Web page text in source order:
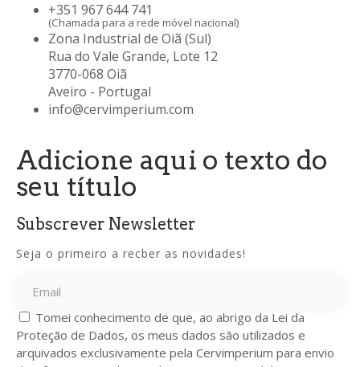
+351 967 644 741
(Chamada para a rede móvel nacional)
Zona Industrial de Oiã (Sul)
Rua do Vale Grande, Lote 12
3770-068 Oiã
Aveiro - Portugal
info@cervimperium.com
Adicione aqui o texto do
seu título
Subscrever Newsletter
Seja o primeiro a recber as novidades!
Tomei conhecimento de que, ao abrigo da Lei da
Proteção de Dados, os meus dados são utilizados e
arquivados exclusivamente pela Cervimperium para envio